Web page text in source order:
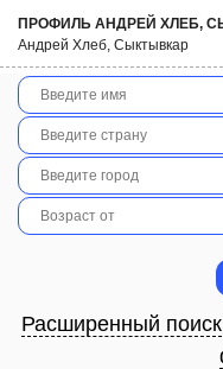
ПРОФИЛЬ АНДРЕЙ ХЛЕБ,
Андрей Хлеб, Сыктывкар
Расширенный поиск